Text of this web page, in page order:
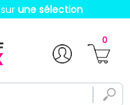
sur une sélection
0